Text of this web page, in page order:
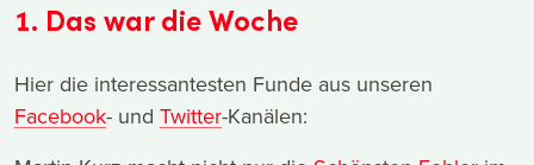
1. Das war die Woche
Hier die interessantesten Funde aus unseren
Facebook- und Twitter-Kanälen: